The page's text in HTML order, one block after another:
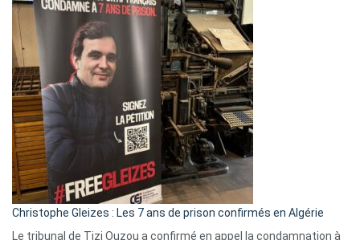
:
Pays-
Bas,
Espagne,
Irlande
et
Slovénie
rejettent
la
présence
d’Israël
Christophe Gleizes : Les 7 ans de prison confirmés en Algérie
Le tribunal de Tizi Ouzou a confirmé en appel la condamnation à